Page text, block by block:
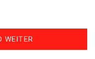
WEITER